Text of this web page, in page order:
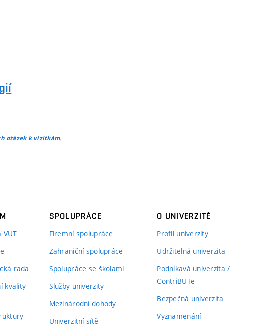
otázek k vizitkám.
VUT
rada
kvality
SPOLUPRÁCE
Firemní spolupráce
Zahraniční spolupráce
Spolupráce se školami
Služby univerzity
Mezinárodní dohody
Univerzitní sítě
O UNIVERZITĚ
Profil univerzity
Udržitelná univerzita
Podnikavá univerzita /
ContriBUTe
Bezpečná univerzita
Vyznamenání